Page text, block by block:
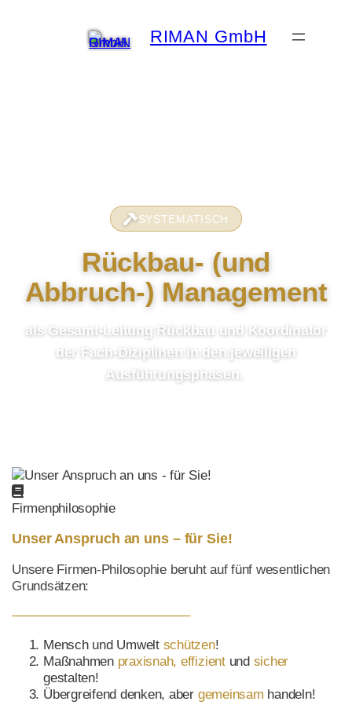
RIMAN GmbH
SYSTEMATISCH
Rückbau- (und
Abbruch-) Management
als Gesamt-Leitung Rückbau und Koordinator
der Fach-Diziplinen in den jeweiligen
Ausführungsphasen.
Firmenphilosophie
Unser Anspruch an uns – für Sie!
Unsere Firmen-Philosophie beruht auf fünf wesentlichen
Grundsätzen:
—————————————–
Mensch und Umwelt schützen!
Maßnahmen praxisnah, effizientund sicher
gestalten!
Übergreifend denken, aber gemeinsam handeln!